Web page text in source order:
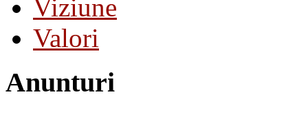
Viziune
Valori
Anunturi